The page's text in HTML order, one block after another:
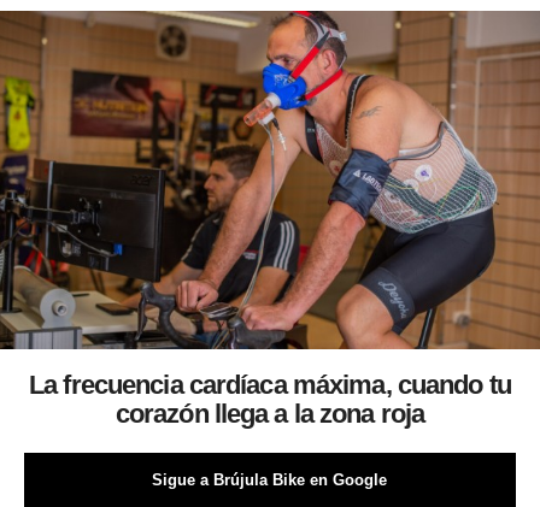
La frecuencia cardíaca máxima, cuando tu
corazón llega a la zona roja
Sigue a Brújula Bike en Google